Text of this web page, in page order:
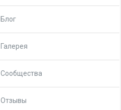
Блог
Галерея
Сообщества
Отзывы